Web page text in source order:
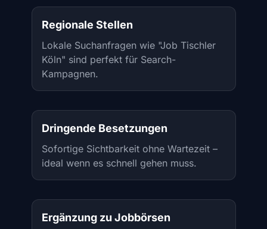
Regionale Stellen
Lokale Suchanfragen wie "Job Tischler
Köln" sind perfekt für Search-
Kampagnen.
Dringende Besetzungen
Sofortige Sichtbarkeit ohne Wartezeit –
ideal wenn es schnell gehen muss.
Ergänzung zu Jobbörsen